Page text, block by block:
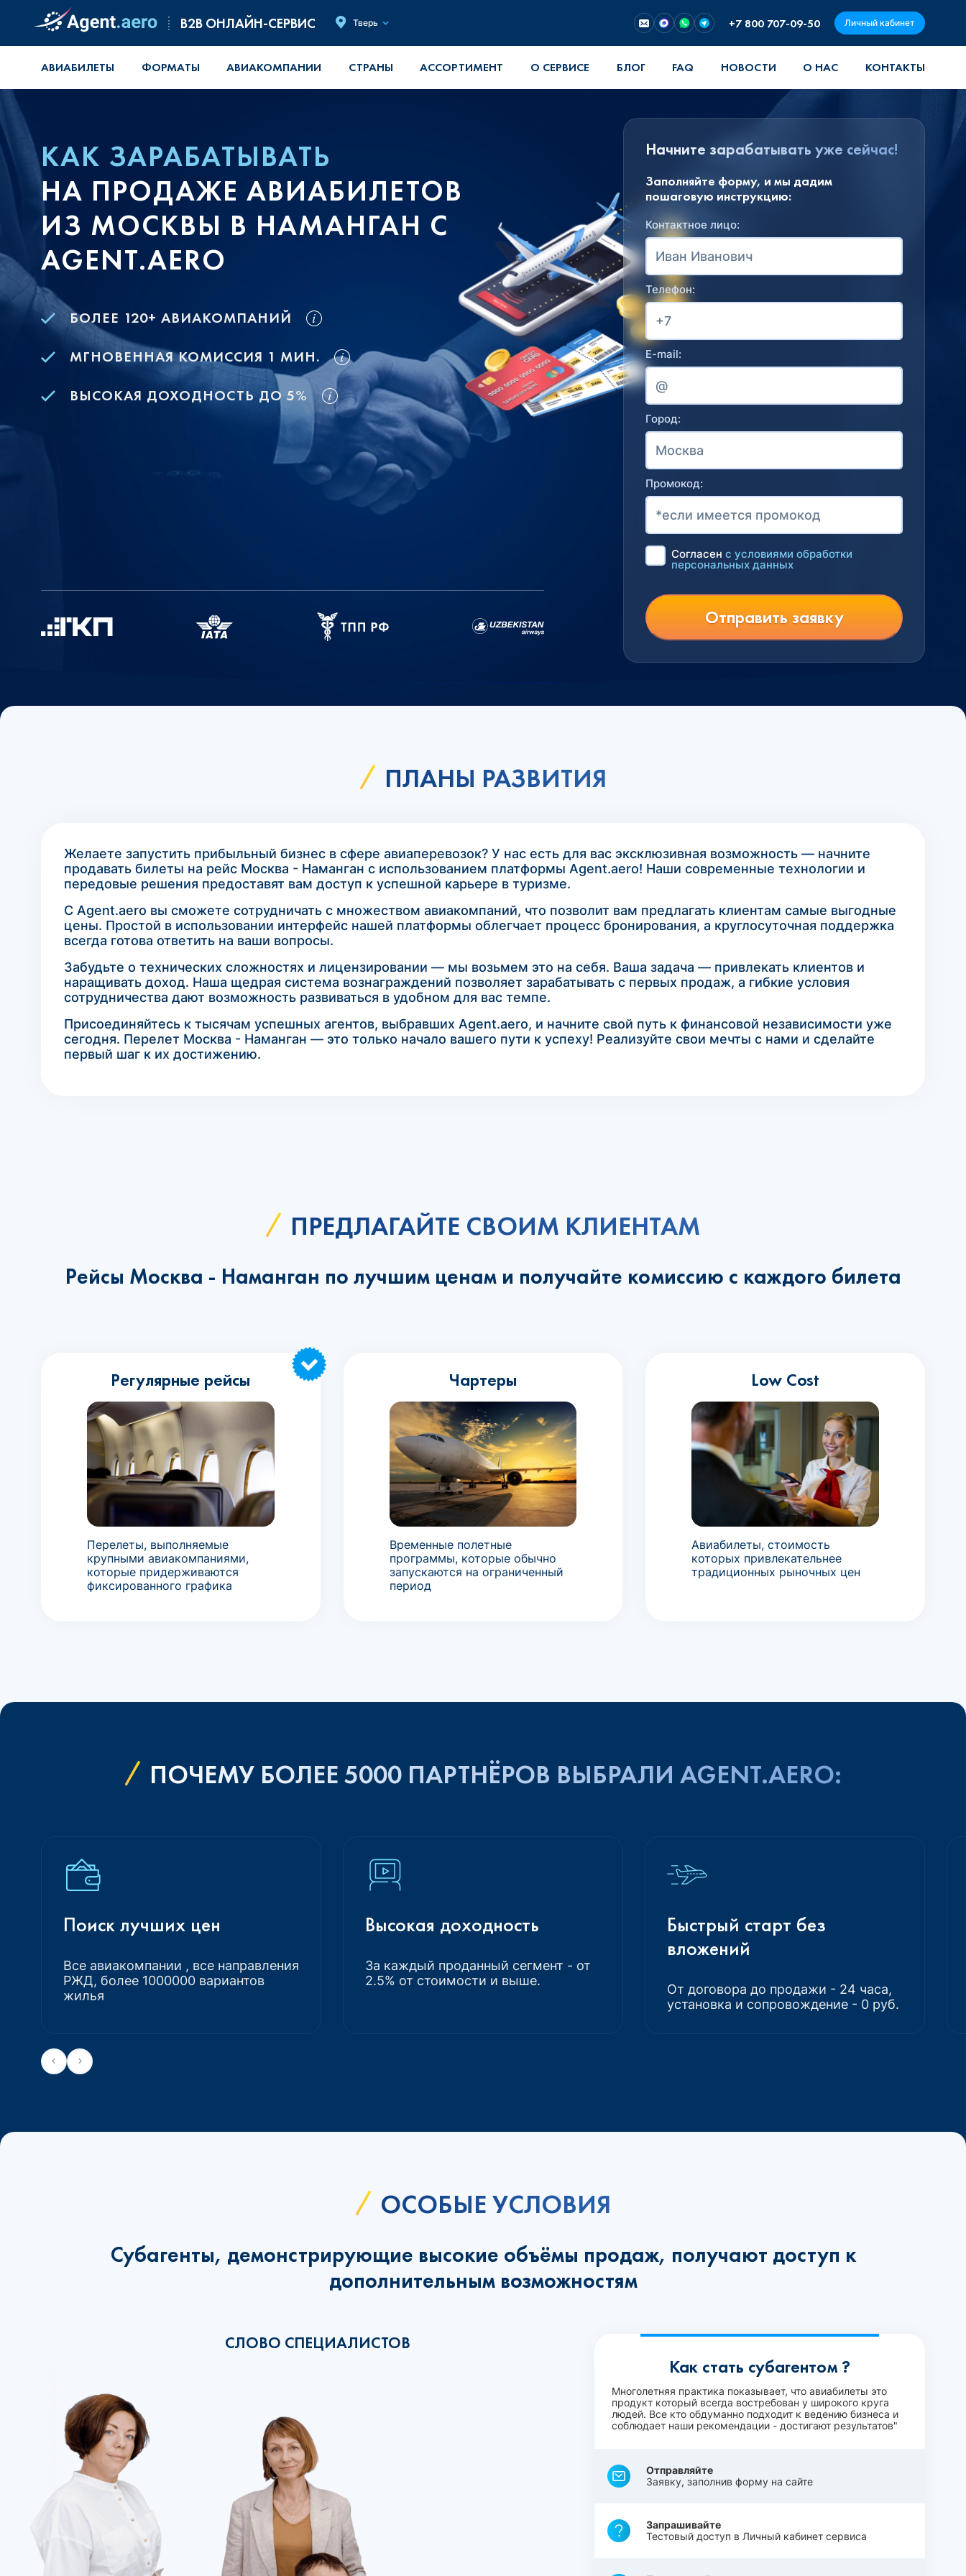
B2B ОНЛАЙН-СЕРВИС Тверь +7 800 707-09-50 Личный кабинет
АВИАБИЛЕТЫ ФОРМАТЫ АВИАКОМПАНИИ СТРАНЫ АССОРТИМЕНТ О СЕРВИСЕ БЛОГ FAQ НОВОСТИ О НАС КОНТАКТЫ
КАК ЗАРАБАТЫВАТЬ
НА ПРОДАЖЕ АВИАБИЛЕТОВ
ИЗ МОСКВЫ В НАМАНГАН С
AGENT.AERO
БОЛЕЕ 120+ АВИАКОМПАНИЙ
МГНОВЕННАЯ КОМИССИЯ 1 МИН.
ВЫСОКАЯ ДОХОДНОСТЬ ДО 5%
Начните зарабатывать уже сейчас!
Заполняйте форму, и мы дадим
пошаговую инструкцию:
Контактное лицо:
Телефон:
E-mail:
Город:
Промокод:
Согласен с условиями обработки
персональных данных
Отправить заявку
ПЛАНЫ РАЗВИТИЯ
Желаете запустить прибыльный бизнес в сфере авиаперевозок? У нас есть для вас эксклюзивная возможность — начните
продавать билеты на рейс Москва - Наманган с использованием платформы Agent.aero! Наши современные технологии и
передовые решения предоставят вам доступ к успешной карьере в туризме.
С Agent.aero вы сможете сотрудничать с множеством авиакомпаний, что позволит вам предлагать клиентам самые выгодные
цены. Простой в использовании интерфейс нашей платформы облегчает процесс бронирования, а круглосуточная поддержка
всегда готова ответить на ваши вопросы.
Забудьте о технических сложностях и лицензировании — мы возьмем это на себя. Ваша задача — привлекать клиентов и
наращивать доход. Наша щедрая система вознаграждений позволяет зарабатывать с первых продаж, а гибкие условия
сотрудничества дают возможность развиваться в удобном для вас темпе.
Присоединяйтесь к тысячам успешных агентов, выбравших Agent.aero, и начните свой путь к финансовой независимости уже
сегодня. Перелет Москва - Наманган — это только начало вашего пути к успеху! Реализуйте свои мечты с нами и сделайте
первый шаг к их достижению.
ПРЕДЛАГАЙТЕ СВОИМ КЛИЕНТАМ
Рейсы Москва - Наманган по лучшим ценам и получайте комиссию с каждого билета
Регулярные рейсы
Перелеты, выполняемые
крупными авиакомпаниями,
которые придерживаются
фиксированного графика
Чартеры
Временные полетные
программы, которые обычно
запускаются на ограниченный
период
Low Cost
Авиабилеты, стоимость
которых привлекательнее
традиционных рыночных цен
ПОЧЕМУ БОЛЕЕ 5000 ПАРТНЁРОВ ВЫБРАЛИ AGENT.AERO:
Поиск лучших цен
Все авиакомпании , все направления
РЖД, более 1000000 вариантов
жилья
Высокая доходность
За каждый проданный сегмент - от
2.5% от стоимости и выше.
Быстрый старт без
вложений
От договора до продажи - 24 часа,
установка и сопровождение - 0 руб.
ОСОБЫЕ УСЛОВИЯ
Субагенты, демонстрирующие высокие объёмы продаж, получают доступ к
дополнительным возможностям
СЛОВО СПЕЦИАЛИСТОВ
Как стать субагентом ?
Многолетняя практика показывает, что авиабилеты это
продукт который всегда востребован у широкого круга
людей. Все кто обдуманно подходит к ведению бизнеса и
соблюдает наши рекомендации - достигают результатов"
Отправляйте
Заявку, заполнив форму на сайте
Запрашивайте
Тестовый доступ в Личный кабинет сервиса